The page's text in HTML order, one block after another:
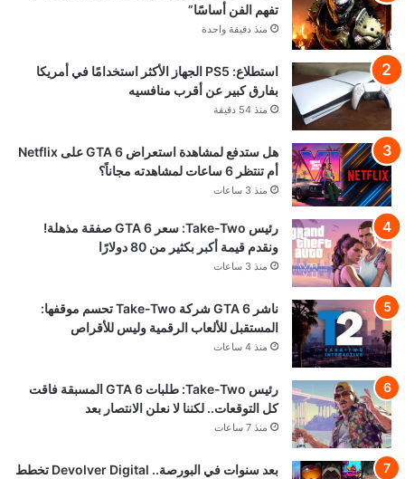
تفهم الفن أساسًا”
منذ دقيقة واحدة
استطلاع: PS5 الجهاز الأكثر استخدامًا في أمريكا
بفارق كبير عن أقرب منافسيه
منذ 54 دقيقة
هل ستدفع لمشاهدة استعراض GTA 6 على Netflix
أم تنتظر 6 ساعات لمشاهدته مجاناً؟
منذ 3 ساعات
رئيس Take-Two: سعر GTA 6 صفقة مذهلة!
ونقدم قيمة أكبر بكثير من 80 دولارًا
منذ 3 ساعات
ناشر GTA 6 شركة Take-Two تحسم موقفها:
المستقبل للألعاب الرقمية وليس للأقراص
منذ 4 ساعات
رئيس Take-Two: طلبات GTA 6 المسبقة فاقت
كل التوقعات.. لكننا لا نعلن الانتصار بعد
منذ 7 ساعات
بعد سنوات في البورصة.. Devolver Digital تخطط